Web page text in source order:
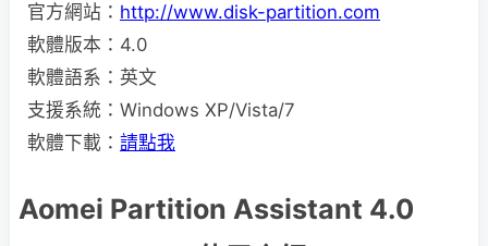
官方網站： http://www.disk-partition.com
軟體版本：4.0
軟體語系：英文
支援系統：Windows XP/Vista/7
軟體下載： 請點我
Aomei Partition Assistant 4.0